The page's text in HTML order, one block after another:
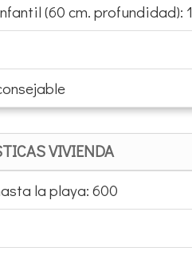
(60 cm. profundidad): 1
VIVIENDA
la playa: 600